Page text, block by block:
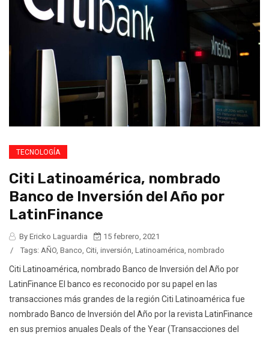
TECNOLOGÍA
Citi Latinoamérica, nombrado
Banco de Inversión del Año por
LatinFinance
By Ericko Laguardia
15 febrero, 2021
/
Tags: AÑO, Banco, Citi, inversión, Latinoamérica, nombrado
Citi Latinoamérica, nombrado Banco de Inversión del Año por
LatinFinance El banco es reconocido por su papel en las
transacciones más grandes de la región Citi Latinoamérica fue
nombrado Banco de Inversión del Año por la revista LatinFinance
en sus premios anuales Deals of the Year (Transacciones del